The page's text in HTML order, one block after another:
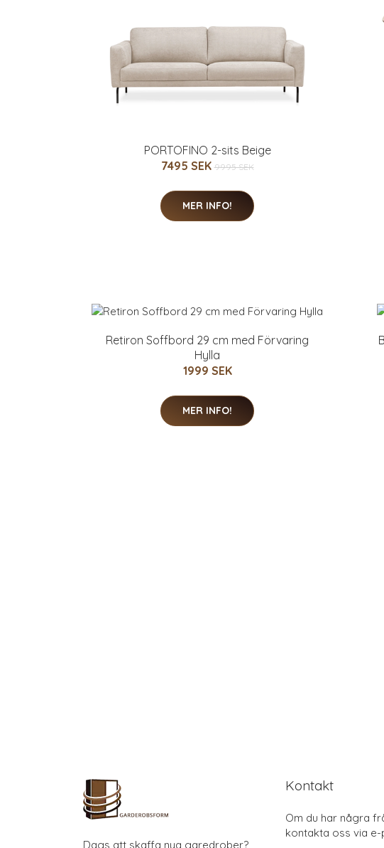
PORTOFINO 2-sits Beige
7495 SEK 9995 SEK
MER INFO!
Retiron Soffbord 29 cm med Förvaring
Hylla
1999 SEK
MER INFO!
Dags att skaffa nya garedrober?
Kontakt
Om du har några
kontakta oss via e-